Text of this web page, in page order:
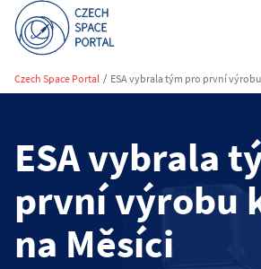
Czech Space Portal / ESA vybrala tým pro první
ESA vybrala
první výrobu
na Měsíci